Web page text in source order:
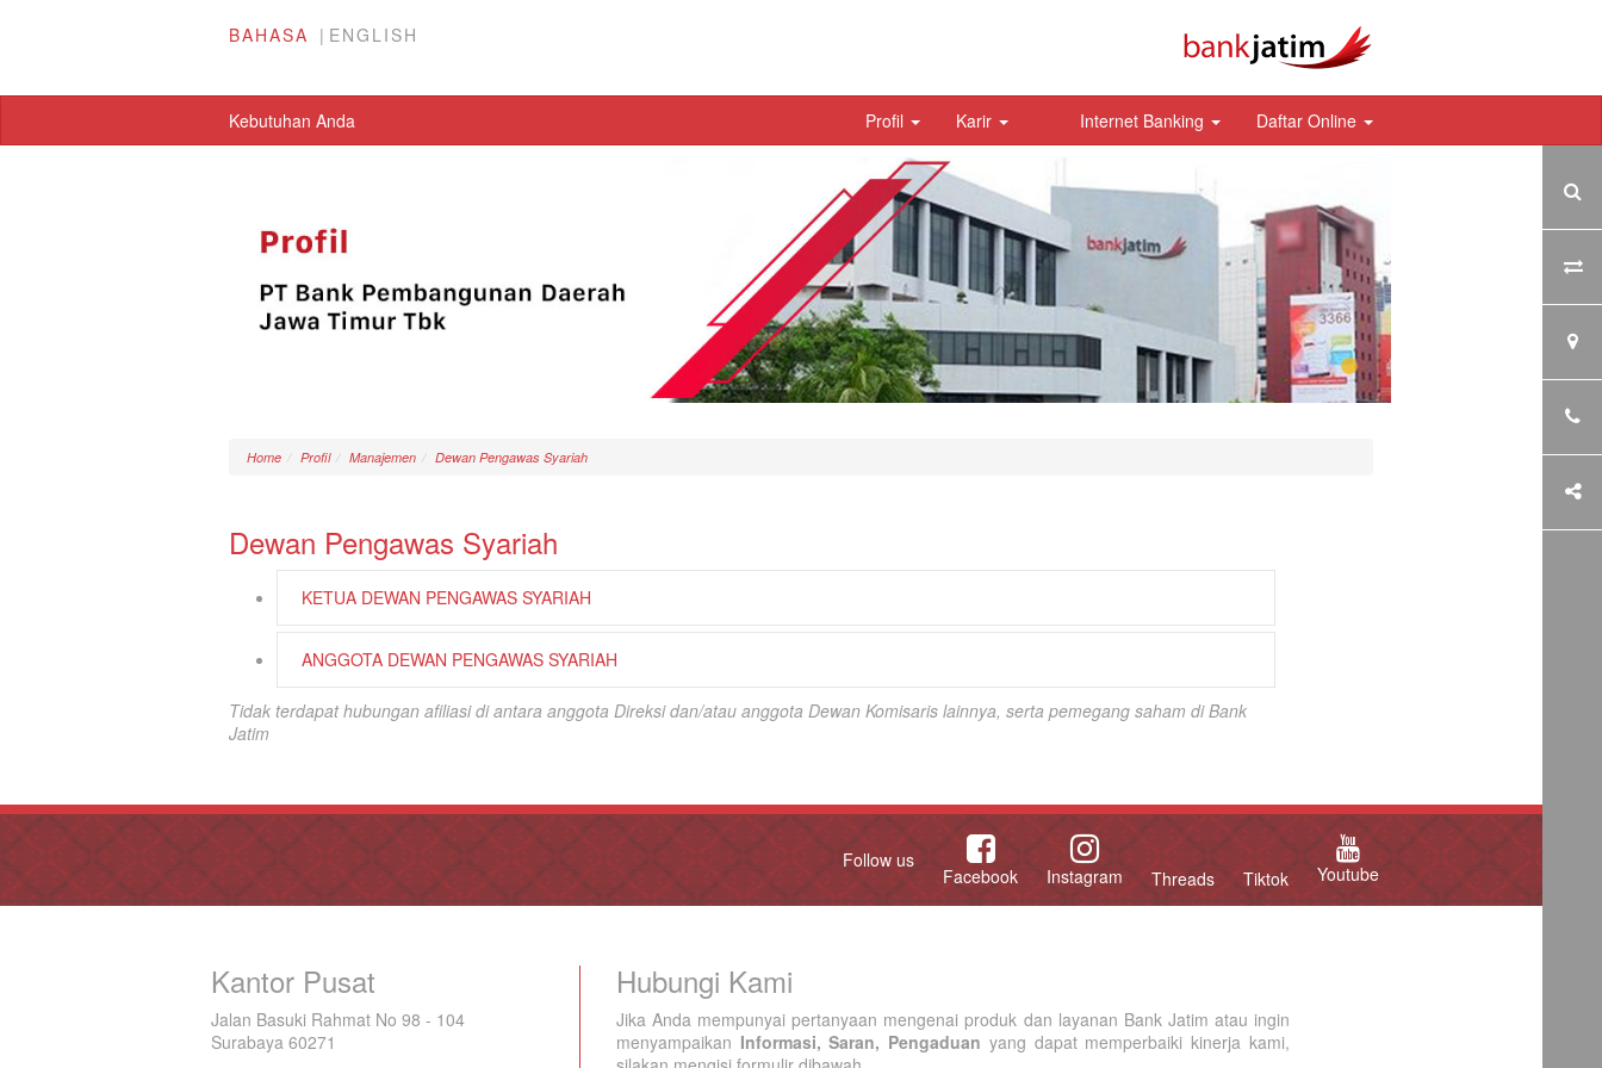
BAHASA ENGLISH
Kebutuhan Anda Profil Karir Internet Banking Daftar Online
Home Profil Manajemen Dewan Pengawas Syariah
Dewan Pengawas Syariah
KETUA DEWAN PENGAWAS SYARIAH
ANGGOTA DEWAN PENGAWAS SYARIAH
Tidak terdapat hubungan afiliasi di antara anggota Direksi dan/atau anggota Dewan Komisaris lainnya, serta pemegang saham di Bank
Jatim
Follow us
Facebook Instagram Threads Tiktok Youtube
Kantor Pusat
Jalan Basuki Rahmat No 98 - 104
Surabaya 60271
Hubungi Kami
Jika Anda mempunyai pertanyaan mengenai produk dan layanan Bank Jatim atau ingin
menyampaikan Informasi, Saran, Pengaduan yang dapat memperbaiki kinerja kami,